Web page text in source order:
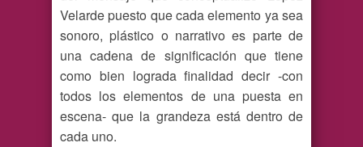
Velarde puesto que cada elemento ya sea
sonoro, plástico o narrativo es parte de
una cadena de significación que tiene
como bien lograda finalidad decir -con
todos los elementos de una puesta en
escena- que la grandeza está dentro de
cada uno.